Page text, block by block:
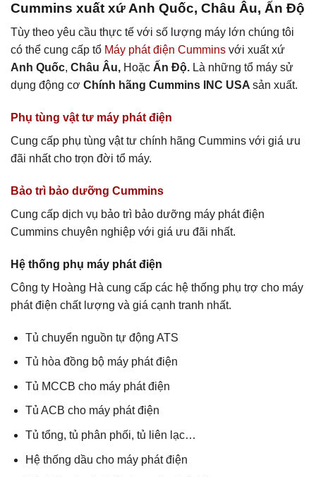
Cummins xuất xứ Anh Quốc, Châu Âu, Ấn Độ
Tùy theo yêu cầu thực tế với số lượng máy lớn chúng tôi
có thể cung cấp tổ Máy phát điện Cummins với xuất xứ
Anh Quốc, Châu Âu, Hoặc Ấn Độ. Là những tổ máy sử
dụng động cơ Chính hãng Cummins INC USA sản xuất.
Phụ tùng vật tư máy phát điện
Cung cấp phụ tùng vật tư chính hãng Cummins với giá ưu
đãi nhất cho trọn đời tổ máy.
Bảo trì bảo dưỡng Cummins
Cung cấp dịch vụ bảo trì bảo dưỡng máy phát điện
Cummins chuyên nghiệp với giá ưu đãi nhất.
Hệ thống phụ máy phát điện
Công ty Hoàng Hà cung cấp các hệ thống phụ trợ cho máy
phát điện chất lượng và giá cạnh tranh nhất.
Tủ chuyển nguồn tự động ATS
Tủ hòa đồng bộ máy phát điện
Tủ MCCB cho máy phát điện
Tủ ACB cho máy phát điện
Tủ tổng, tủ phân phối, tủ liên lạc…
Hệ thống dầu cho máy phát điện